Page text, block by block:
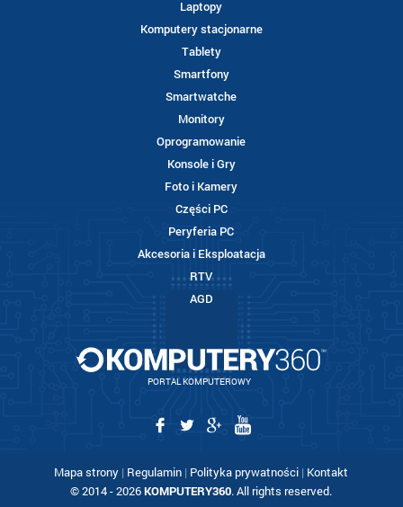
Laptopy
Komputery stacjonarne
Tablety
Smartfony
Smartwatche
Monitory
Oprogramowanie
Konsole i Gry
Foto i Kamery
Części PC
Peryferia PC
Akcesoria i Eksploatacja
RTV
AGD
PORTAL KOMPUTEROWY
Mapa strony | Regulamin | Polityka prywatności | Kontakt
© 2014 - 2026KOMPUTERY360. All rights reserved.